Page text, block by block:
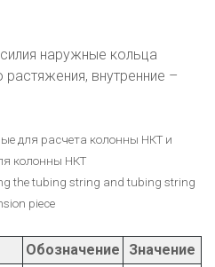
наружные кольца
внутренние –
для расчета колонны НКТ и
колонны НКТ
the tubing string and tubing string
piece
Обозначение Значение